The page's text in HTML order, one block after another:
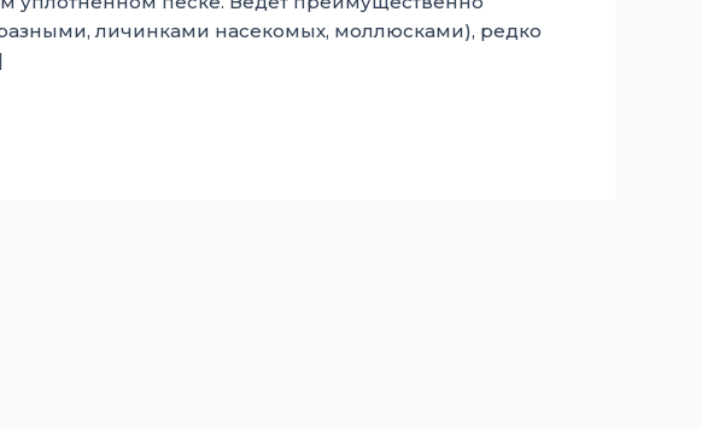
личинками насекомых, моллюсками), редко